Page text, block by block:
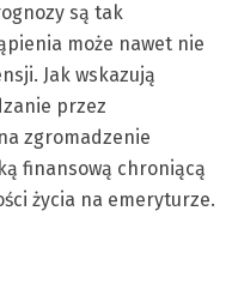
są tak
może nawet nie
Jak wskazują
przez
zgromadzenie
finansową chroniącą
życia na emeryturze.